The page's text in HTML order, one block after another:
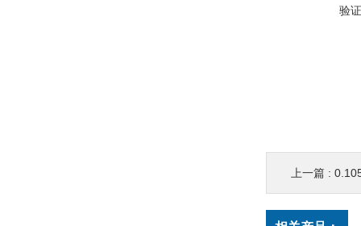
验
上一篇 :